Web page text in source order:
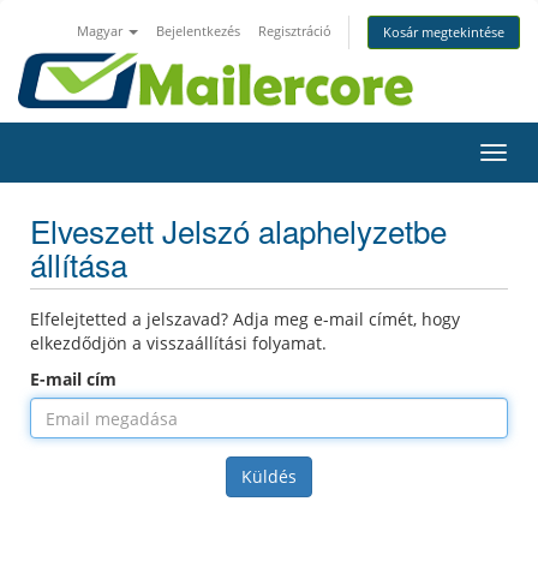
Magyar Bejelentkezés Regisztráció Kosár megtekintése
Elveszett Jelszó alaphelyzetbe
állítása
Elfelejtetted a jelszavad? Adja meg e-mail címét, hogy
elkezdődjön a visszaállítási folyamat.
E-mail cím
Küldés